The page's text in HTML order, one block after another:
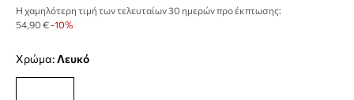
Η χαμηλότερη τιμή των τελευταίων 30 ημερών προ έκπτωσης:
54,90 € -10%
Χρώμα: λευκό